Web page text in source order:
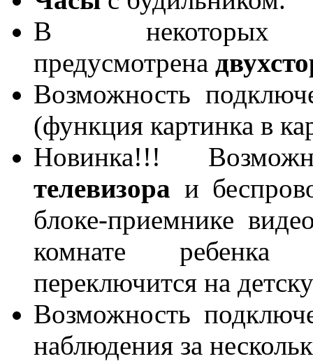
В некоторых
предусмотрена
Возможность
(функция картинка в
Новинка!!!
телевизора и
блоке-приемнике
комнате ребенка
переключится на
Возможность
наблюдения за